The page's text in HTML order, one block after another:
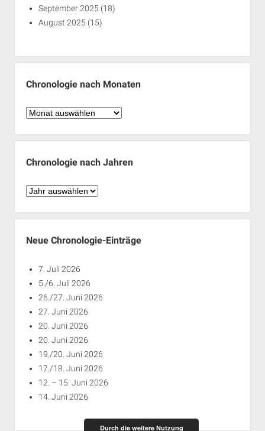
September 2025 (18)
August 2025 (15)
Chronologie nach Monaten
Chronologie
Monaten
Chronologie nach Jahren
Chronologie
Jahren
Neue Chronologie-Einträge
7. Juli 2026
5./6. Juli 2026
26./27. Juni 2026
27. Juni 2026
20. Juni 2026
20. Juni 2026
19./20. Juni 2026
17./18. Juni 2026
12. – 15. Juni 2026
14. Juni 2026
Durch die weitere Nutzung